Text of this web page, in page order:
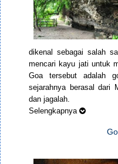
dikenal sebagai salah
mencari kayu jati untuk
Goa tersebut adalah
sejarahnya berasal dari
dan jagalah.
Selengkapnya